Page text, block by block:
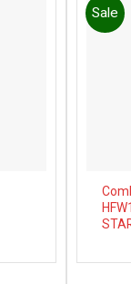
Sale